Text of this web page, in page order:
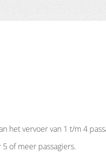
het vervoer van 1 t/m 4
of meer passagiers.